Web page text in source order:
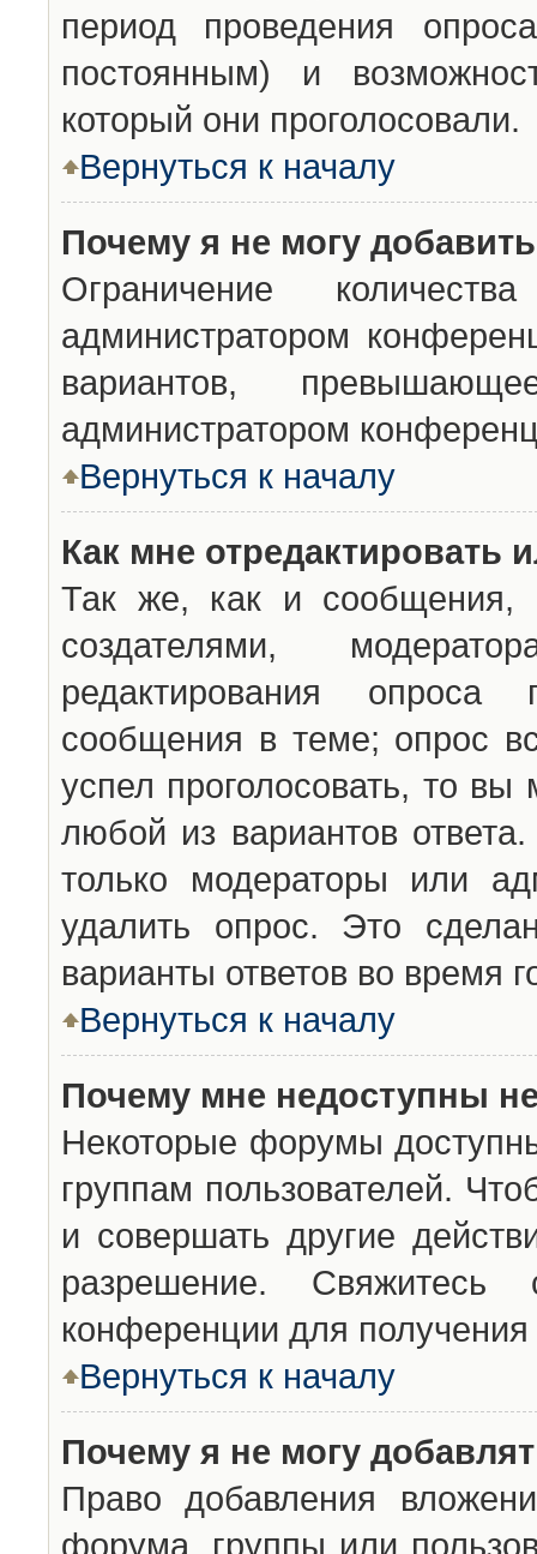
период проведения
постоянным) и
который они проголосовали.
Вернуться к началу
Почему я не могу
Ограничение
администратором
вариантов,
администратором
Вернуться к началу
Как мне отредактировать
Так же, как и сообщения,
создателями,
редактирования опроса
сообщения в теме; опрос
успел проголосовать, то вы
любой из вариантов
только модераторы или
удалить опрос. Это
варианты ответов во время
Вернуться к началу
Почему мне недоступны
Некоторые форумы
группам пользователей.
и совершать другие
разрешение. Свяжитесь
конференции для получения
Вернуться к началу
Почему я не могу
Право добавления
форума, группы или